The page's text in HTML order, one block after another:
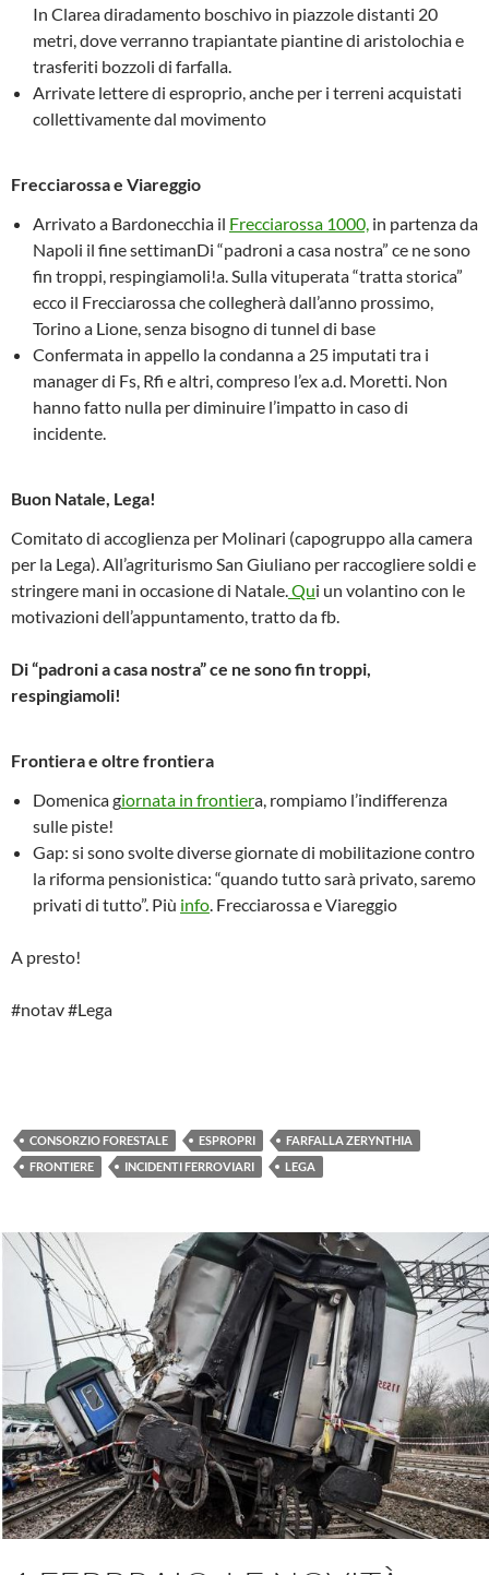
In Clarea diradamento boschivo in piazzole distanti 20
metri, dove verranno trapiantate piantine di aristolochia e
trasferiti bozzoli di farfalla.
Arrivate lettere di esproprio, anche per i terreni acquistati
collettivamente dal movimento
Frecciarossa e Viareggio
Arrivato a Bardonecchia il Frecciarossa 1000, in partenza da
Napoli il fine settimanDi “padroni a casa nostra” ce ne sono
fin troppi, respingiamoli!a. Sulla vituperata “tratta storica”
ecco il Frecciarossa che collegherà dall’anno prossimo,
Torino a Lione, senza bisogno di tunnel di base
Confermata in appello la condanna a 25 imputati tra i
manager di Fs, Rfi e altri, compreso l’ex a.d. Moretti. Non
hanno fatto nulla per diminuire l’impatto in caso di
incidente.
Buon Natale, Lega!
Comitato di accoglienza per Molinari (capogruppo alla camera
per la Lega). All’agriturismo San Giuliano per raccogliere soldi e
stringere mani in occasione di Natale.Qui un volantino con le
motivazioni dell’appuntamento, tratto da fb.
Di “padroni a casa nostra” ce ne sono fin troppi,
respingiamoli!
Frontiera e oltre frontiera
Domenica giornata in frontiera, rompiamo l’indifferenza
sulle piste!
Gap: si sono svolte diverse giornate di mobilitazione contro
la riforma pensionistica: “quando tutto sarà privato, saremo
privati di tutto”. Più info. Frecciarossa e Viareggio
A presto!
#notav #Lega
CONSORZIO FORESTALE ESPROPRI
FARFALLA ZERYNTHIA
FRONTIERE
INCIDENTI FERROVIARI LEGA